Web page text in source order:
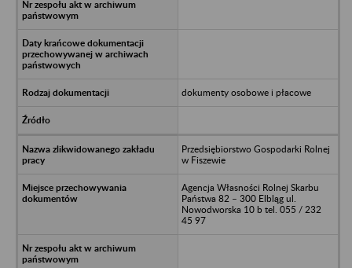
dokumenty osobowe i płacowe
Przedsiębiorstwo Gospodarki Rolnej
w Fiszewie
Agencja Własności Rolnej Skarbu
Państwa 82 – 300 Elbląg ul.
Nowodworska 10 b tel. 055 / 232
45 97